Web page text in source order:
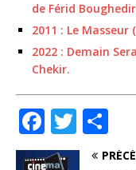
de Férid
2011 : Le Masseur
2022 : Demain
Chekir.
F
a
T
w ar